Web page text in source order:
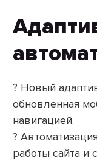
? Новый
обновленная
навигацией.
?
работы сайта и